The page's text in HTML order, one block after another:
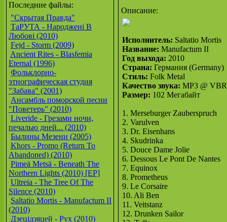
Последние файлы:
"Скрытая Правда"
ТаРУТА - Народжені В
Любові (2010)
Fejd - Storm (2009)
Ancient Rites - Blasfemia
Eternal (1996)
Фольклорно-
этнографическая студия
"Забава" (2001)
Ансамбль поморской песни
"Поветерь" (2010)
Liveride - Грезами ночи,
печалью дней... (2010)
Былины Мезени (2005)
Khors - Promo (Return To
Abandoned) (2010)
Pimeä Metsä - Beneath The
Northern Lights (2010) [EP]
Ultreia - The Tree Of The
Silence (2010)
Saltatio Mortis - Manufactum II
(2010)
Дзецiдзяцей - Рух (2010)
Описание:
Исполнитель: Saltatio Mortis
Название: Manufactum II
Год выхода: 2010
Страна: Германия (Germany)
Стиль: Folk Metal
Качество звука: MP3 @
Размер: 102 Мегабайт
1. Merseburger Zauberspruch
2. Varulven
3. Dr. Eisenhans
4. Skudrinka
5. Douce Dame Jolie
6. Dessous Le Pont De Nantes
7. Equinox
8. Prometheus
9. Le Corsaire
10. Ali Ben
11. Veitstanz
12. Drunken Sailor